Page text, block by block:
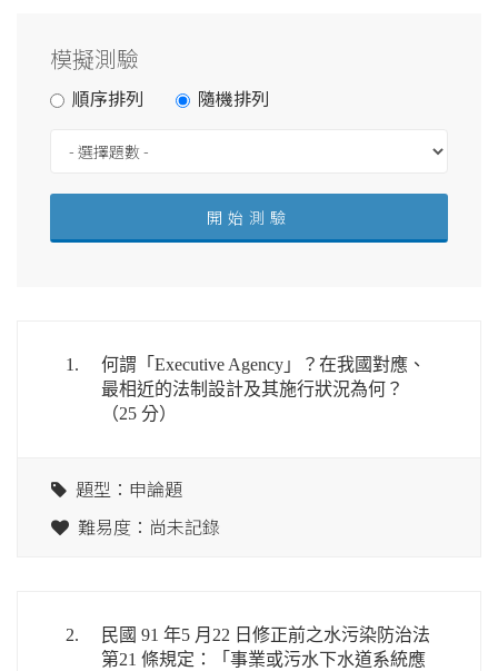
模擬測驗
順序排列 隨機排列
1.
何謂「Executive Agency」？在我國對應、
最相近的法制設計及其施行狀況為何？
（25 分）
題型：申論題
難易度：尚未記錄
2.
民國 91 年5 月22 日修正前之水污染防治法
第21 條規定：「事業或污水下水道系統應